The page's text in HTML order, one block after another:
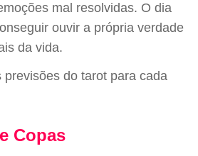
mal resolvidas. O dia
ouvir a própria verdade
da vida.
previsões do tarot para cada
Copas